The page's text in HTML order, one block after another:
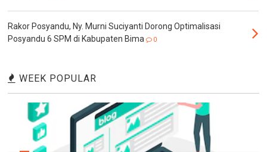
Rakor Posyandu, Ny. Murni Suciyanti Dorong Optimalisasi
Posyandu 6 SPM di Kabupaten Bima
0
WEEK POPULAR